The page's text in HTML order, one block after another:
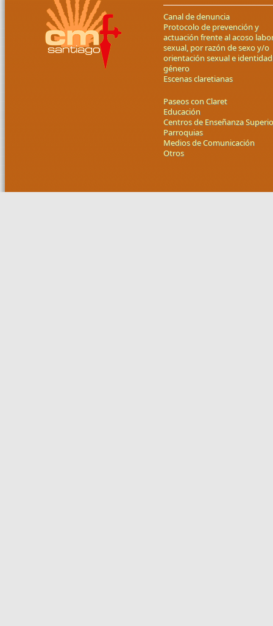
Canal de denuncia
Protocolo de prevención y
actuación frente al acoso
sexual, por razón de sexo y/o
orientación sexual e
género
Escenas claretianas
Paseos con Claret
Educación
Centros de Enseñanza
Parroquias
Medios de Comunicación
Otros